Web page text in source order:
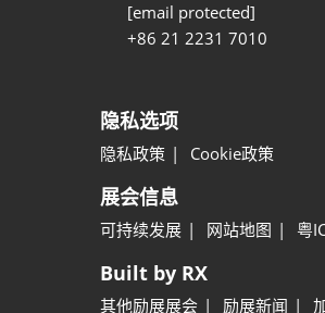
[email protected]
+86 21 2231 7010
隐私选项
隐私政策 Cookie政策
展会信息
可持续发展 网站地图 粤
Built by RX
其他励展展会 励展新闻